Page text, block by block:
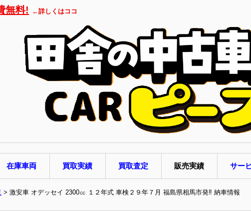
無料! ←詳しくはココ
在庫車両 買取実績 買取査定 販売実績 サー
> 激安車 オデッセイ 2300㏄ １２年式 車検２９年７月 福島県相馬市発‼ 納車情報